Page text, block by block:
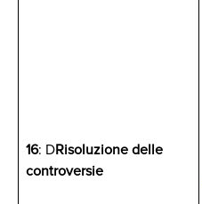
16: DRisoluzione delle
controversie